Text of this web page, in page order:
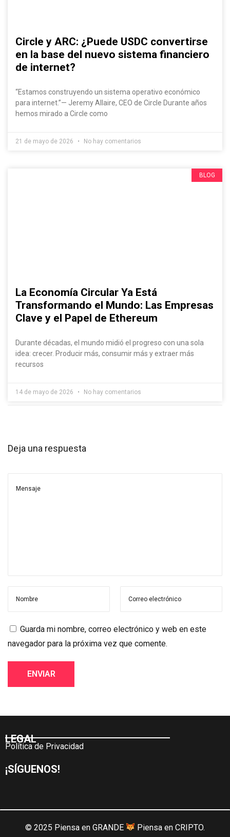
Circle y ARC: ¿Puede USDC convertirse
en la base del nuevo sistema financiero
de internet?
“Estamos construyendo un sistema operativo económico
para internet.”— Jeremy Allaire, CEO de Circle Durante años
hemos mirado a Circle como
21 de mayo de 2026 No hay comentarios
BLOG
La Economía Circular Ya Está
Transformando el Mundo: Las Empresas
Clave y el Papel de Ethereum
Durante décadas, el mundo midió el progreso con una sola
idea: crecer. Producir más, consumir más y extraer más
recursos
14 de mayo de 2026 No hay comentarios
Deja una respuesta
Guarda mi nombre, correo electrónico y web en este
navegador para la próxima vez que comente.
LEGAL
Política de Privacidad
¡SÍGUENOS!
© 2025 Piensa en GRANDE Piensa en CRIPTO.